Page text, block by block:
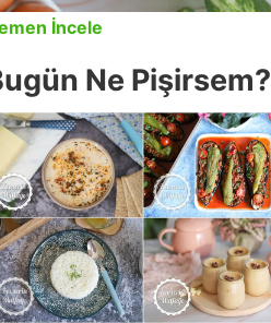
İncele
Ne Pişirsem?